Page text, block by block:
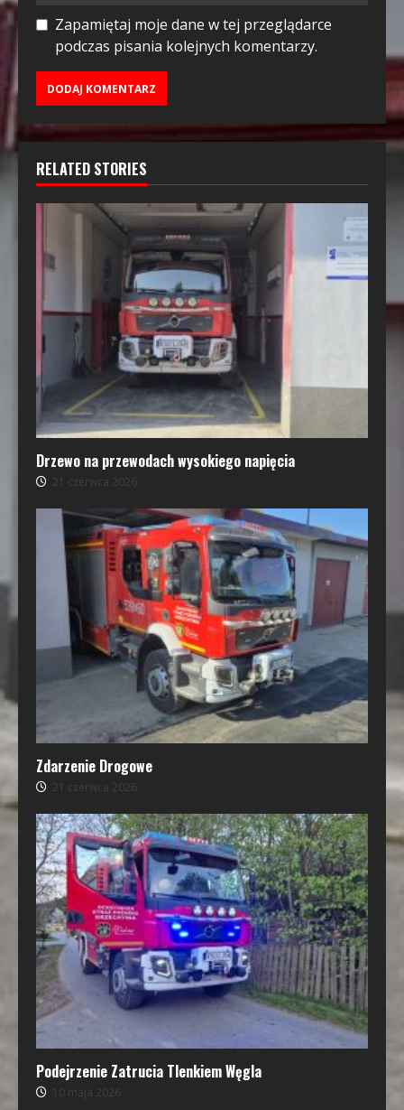
Zapamiętaj moje dane w tej przeglądarce
podczas pisania kolejnych komentarzy.
RELATED STORIES
Drzewo na przewodach wysokiego napięcia
21 czerwca 2026
Zdarzenie Drogowe
21 czerwca 2026
Podejrzenie Zatrucia Tlenkiem Węgla
10 maja 2026